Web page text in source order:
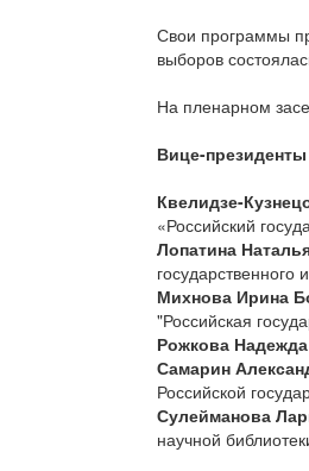
Свои программы
выборов
На пленарном
Вице-
Квелидзе-
«Российский
Лопатина
государственного
Михнова Ирина
"Российская
Рожкова
Самарин
Российской
Сулейманова
научной